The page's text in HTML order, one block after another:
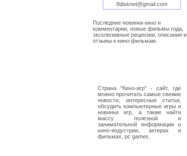
8disknet@gmail.com
Последние новинки кино и
комментарии, новые фильмы года,
эксклюзивные рецензии, описания и
отзывы к кино-фильмам.
Страна "Кино-игр" - сайт, где
можно прочитать самые свежие
новости, интересные статьи,
обсудить компьютерные игры и
новинки игр, а также найти
массу полезной и
занимательной информации о
кино-индустрии, актерах и
фильмах, pc games.